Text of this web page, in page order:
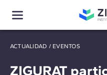
ACTUALIDAD / EVENTOS
ZIGURAT